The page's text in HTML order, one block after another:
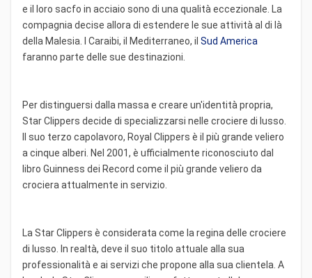
e il loro sacfo in acciaio sono di una qualità eccezionale. La
compagnia decise allora di estendere le sue attività al di là
della Malesia. I Caraibi, il Mediterraneo, il Sud America
faranno parte delle sue destinazioni.
Per distinguersi dalla massa e creare un'identità propria,
Star Clippers decide di specializzarsi nelle crociere di lusso.
Il suo terzo capolavoro, Royal Clippers è il più grande veliero
a cinque alberi. Nel 2001, è ufficialmente riconosciuto dal
libro Guinness dei Record come il più grande veliero da
crociera attualmente in servizio.
La Star Clippers è considerata come la regina delle crociere
di lusso. In realtà, deve il suo titolo attuale alla sua
professionalità e ai servizi che propone alla sua clientela. A